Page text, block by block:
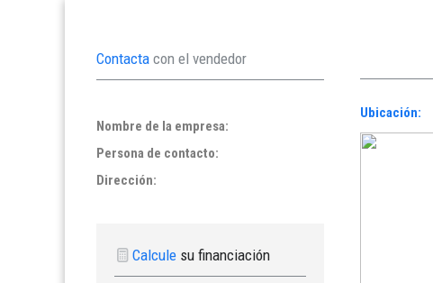
Ubicación:
Contacta con el vendedor
Nombre de la empresa:
Persona de contacto:
Dirección:
Calcule su financiación